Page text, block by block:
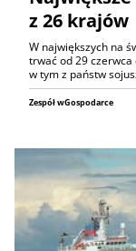
z 26 krajów
W największych na
trwać od 29 czerwca
w tym z państw
Zespół wGospodarce